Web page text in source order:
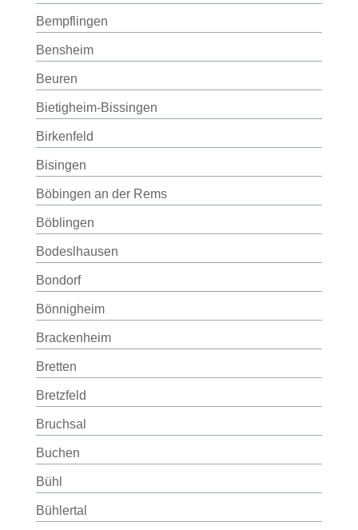
Bempflingen
Bensheim
Beuren
Bietigheim-Bissingen
Birkenfeld
Bisingen
Böbingen an der Rems
Böblingen
Bodeslhausen
Bondorf
Bönnigheim
Brackenheim
Bretten
Bretzfeld
Bruchsal
Buchen
Bühl
Bühlertal